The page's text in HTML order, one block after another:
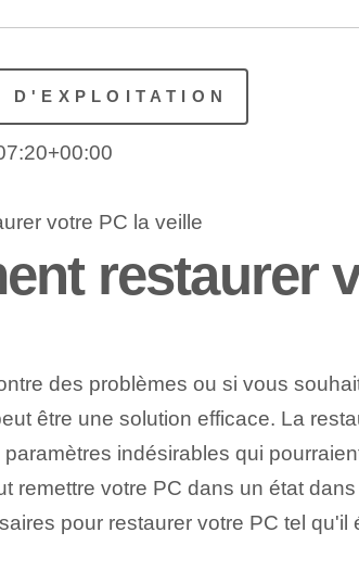
D'EXPLOITATION
restaurer
des problèmes ou si vous
être une solution efficace. La
indésirables qui
remettre votre PC dans un état
pour restaurer votre PC tel